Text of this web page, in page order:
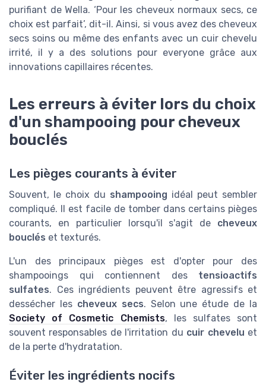
purifiant de Wella. ‘Pour les cheveux normaux secs, ce
choix est parfait’, dit-il. Ainsi, si vous avez des cheveux
secs soins ou même des enfants avec un cuir chevelu
irrité, il y a des solutions pour everyone grâce aux
innovations capillaires récentes.
Les erreurs à éviter lors du choix
d'un shampooing pour cheveux
bouclés
Les pièges courants à éviter
Souvent, le choix du shampooing idéal peut sembler
compliqué. Il est facile de tomber dans certains pièges
courants, en particulier lorsqu'il s'agit de cheveux
bouclés et texturés.
L'un des principaux pièges est d'opter pour des
shampooings qui contiennent des tensioactifs
sulfates. Ces ingrédients peuvent être agressifs et
dessécher les cheveux secs. Selon une étude de la
Society of Cosmetic Chemists, les sulfates sont
souvent responsables de l'irritation du cuir chevelu et
de la perte d'hydratation.
Éviter les ingrédients nocifs